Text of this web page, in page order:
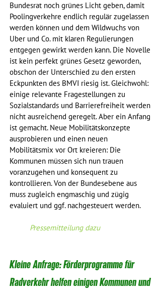
Bundesrat noch grünes Licht geben, damit
Poolingverkehre endlich regulär zugelassen
werden können und dem Wildwuchs von
Uber und Co. mit klaren Regulierungen
entgegen gewirkt werden kann. Die Novelle
ist kein perfekt grünes Gesetz geworden,
obschon der Unterschied zu den ersten
Eckpunkten des BMVI riesig ist. Gleichwohl:
einige relevante Fragestellungen zu
Sozialstandards und Barrierefreiheit werden
nicht ausreichend geregelt. Aber ein Anfang
ist gemacht. Neue Mobilitätskonzepte
ausprobieren und einen neuen
Mobilitätsmix vor Ort kreieren: Die
Kommunen müssen sich nun trauen
voranzugehen und konsequent zu
kontrollieren. Von der Bundesebene aus
muss zugleich engmaschig und zügig
evaluiert und ggf. nachgesteuert werden.
Pressemitteilung dazu
Kleine Anfrage: Förderprogramme für
Radverkehr helfen einigen Kommunen und